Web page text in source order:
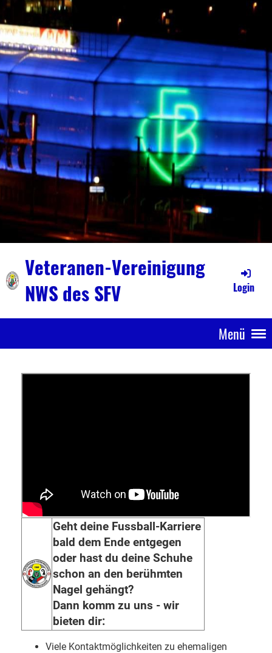
Veteranen-Vereinigung
NWS des SFV
Login
Menü
Geht deine Fussball-Karriere
bald dem Ende entgegen
oder hast du deine Schuhe
schon an den berühmten
Nagel gehängt?
Dann komm zu uns - wir
bieten dir:
Viele Kontaktmöglichkeiten zu ehemaligen